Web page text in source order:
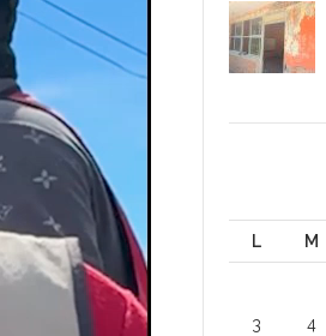
L M
3 4